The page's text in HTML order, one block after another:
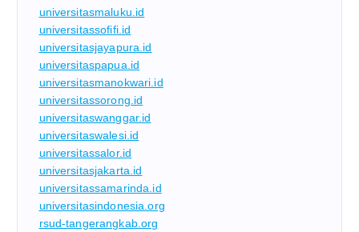
universitasmaluku.id
universitassofifi.id
universitasjayapura.id
universitaspapua.id
universitasmanokwari.id
universitassorong.id
universitaswanggar.id
universitaswalesi.id
universitassalor.id
universitasjakarta.id
universitassamarinda.id
universitasindonesia.org
rsud-tangerangkab.org